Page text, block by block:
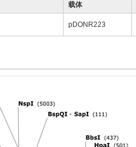
载体
pDONR223